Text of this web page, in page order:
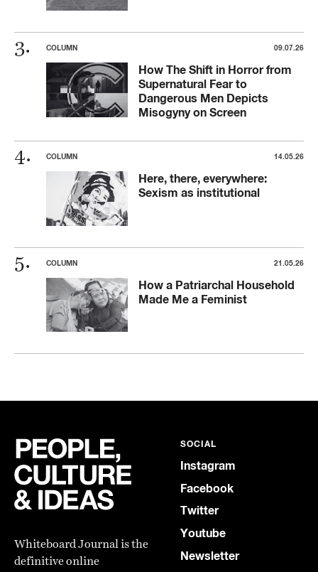
COLUMN 09.07.26
How The Shift in Horror from
Supernatural Fear to
Dangerous Men Depicts
Misogyny on Screen
COLUMN 14.05.26
Here, there, everywhere:
Sexism as institutional
COLUMN 21.05.26
How a Patriarchal Household
Made Me a Feminist
Whiteboard Journal is the
definitive online
SOCIAL
Instagram
Facebook
Twitter
Youtube
Newsletter